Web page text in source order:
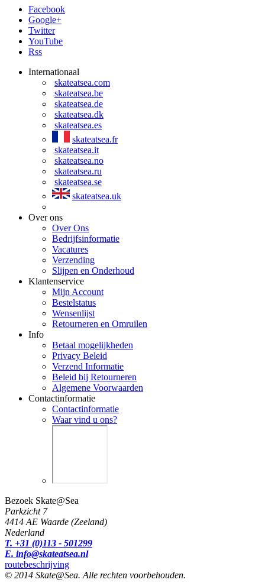
Facebook
Google+
Twitter
YouTube
Rss
Internationaal
skateatsea.com
skateatsea.be
skateatsea.de
skateatsea.dk
skateatsea.es
skateatsea.fr
skateatsea.it
skateatsea.no
skateatsea.ru
skateatsea.se
skateatsea.uk
Over ons
Over Ons
Bedrijfsinformatie
Vacatures
Verzending
Slijpen en Onderhoud
Klantenservice
Mijn Account
Bestelstatus
Wensenlijst
Retourneren en Omruilen
Info
Betaal mogelijkheden
Privacy Beleid
Verzend Informatie
Beleid bij Retourneren
Algemene Voorwaarden
Contactinformatie
Contactinformatie
Waar vind u ons?
Bezoek Skate@Sea
Parkzicht 7
4414 AE Waarde (Zeeland)
Nederland
T. +31 (0)113 - 501299
E. info@skateatsea.nl
routebeschrijving
© 2014 Skate@Sea. Alle rechten voorbehouden.